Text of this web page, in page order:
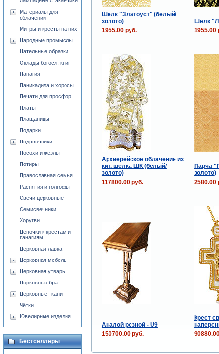
Шёлк "Златоуст" (белый/
золото)
Шёлк
1955.00 руб.
1955.00
Архиерейское облачение из
кит. шёлка ШК (белый/
золото)
Парча
золото)
117800.00 руб.
2580.00
Аналой резной - U9
Крест
150700.00 руб.
Материалы для
облачений
Митры и кресты на них
Народные промыслы
Нательные образки
Оклады богосл. книг
Панагия
Паникадила и хоросы
Печати для просфор
Платы
Плащаницы
Подарки
Подсвечники
Посохи и жезлы
Потиры
Православная семья
Распятия и голгофы
Свечи церковные
Семисвечники
Хоругви
Цепочки к крестам и
панагиям
Церковная лавка
Церковная мебель
Церковная утварь
Церковные бра
Церковные ткани
Чётки
Ювелирные изделия
Бестселлеры